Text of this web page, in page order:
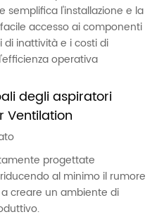
semplifica l'installazione e la
accesso ai componenti
inattività e i costi di
operativa
degli aspiratori
Ventilation
progettate
al minimo il rumore
creare un ambiente di